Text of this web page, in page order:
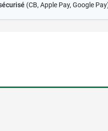
(CB, Apple Pay, Google